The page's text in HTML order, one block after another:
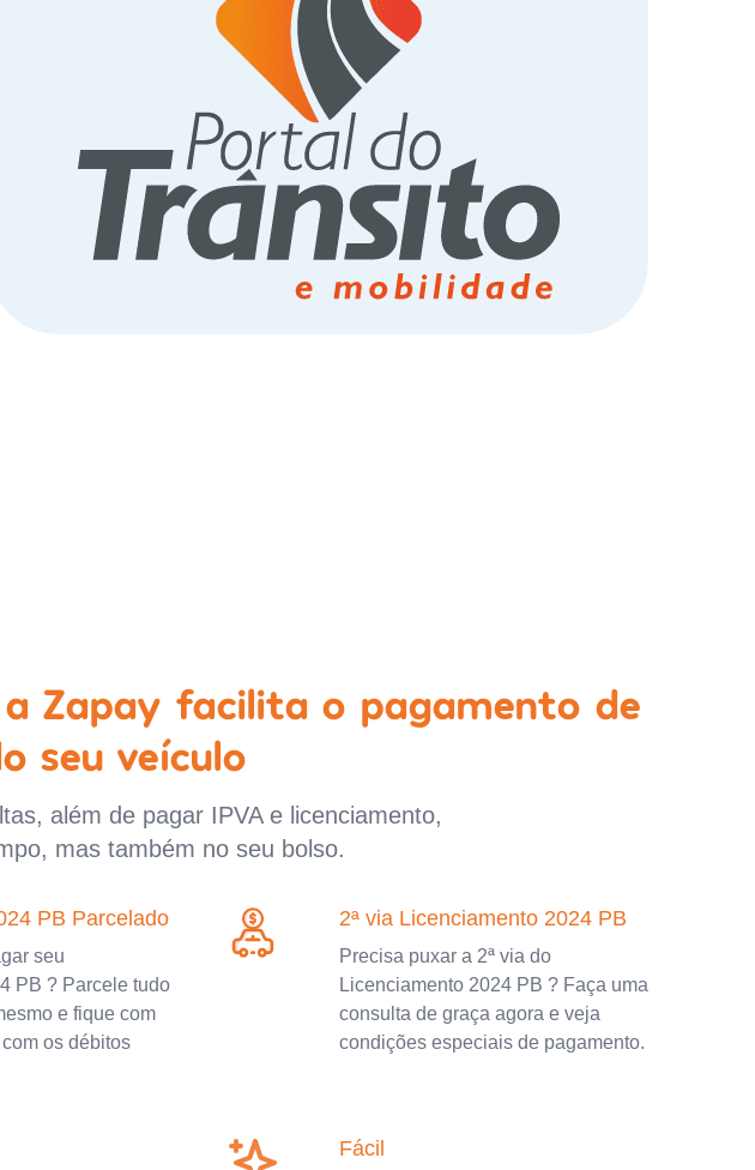
Zapay facilita o pagamento de
seu veículo
além de pagar IPVA e licenciamento,
mas também no seu bolso.
PB Parcelado
seu
PB ? Parcele tudo
e fique com
os débitos
2ª via Licenciamento 2024 PB
Precisa puxar a 2ª via do
Licenciamento 2024 PB ? Faça uma
consulta de graça agora e veja
condições especiais de pagamento.
Fácil